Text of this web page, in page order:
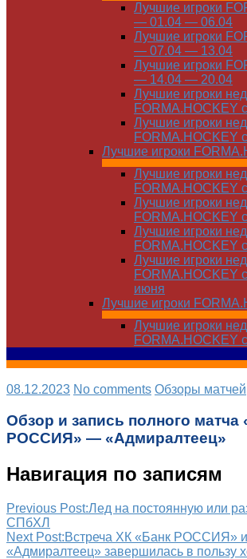
Лучшие игроки
— 01.04 — 06.04
Лучшие игроки
— 07.04 — 13.04
Лучшие игроки
— 14.04 — 20.04
Лучшие игроки
FORMA.HOCKEY
Лучшие игроки
FORMA.HOCKEY
Лучшие игроки
Лучшие игроки
FORMA.HOCKEY
Лучшие игроки
FORMA.HOCKEY
Лучшие игроки
FORMA.HOCKEY
Лучшие игроки
FORMA.HOCKEY
июня
Лучшие игроки
Лучшие игроки
FORMA.HOCKEY
08.12.2023 No comments Обзоры матчей
Обзор и запись полного матча
РОССИЯ» — «Адмиралтеец»
Навигация по записям
Previous Post:Лед на постоянную или
СПбХЛ
Next Post:Встреча ХК «Банк РОССИЯ»
«Адмиралтеец» завершилась в пользу